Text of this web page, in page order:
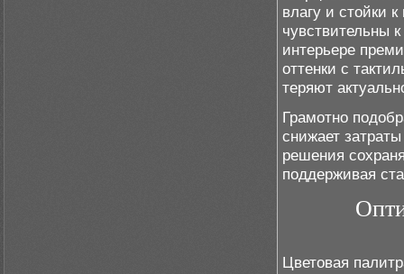
влагу и стойки
чувствительны
интерьере
оттенки с
теряют
Грамотно
снижает
решения
поддерживая
Цветовая